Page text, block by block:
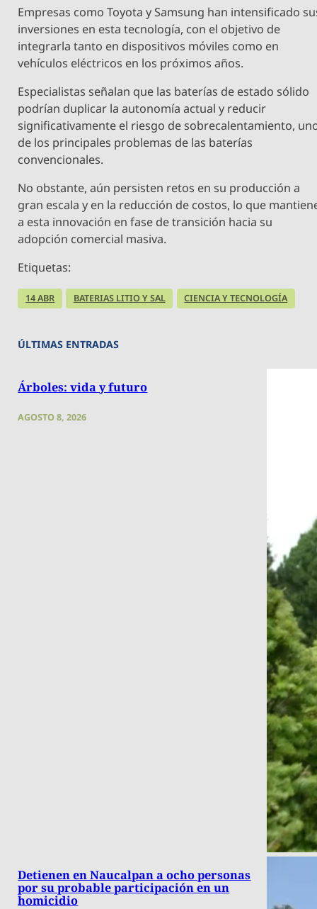
Empresas como Toyota y Samsung han intensificado
inversiones en esta tecnología, con el objetivo de
integrarla tanto en dispositivos móviles como en
vehículos eléctricos en los próximos años.
Especialistas señalan que las baterías de estado sólido
podrían duplicar la autonomía actual y reducir
significativamente el riesgo de sobrecalentamiento,
de los principales problemas de las baterías
convencionales.
No obstante, aún persisten retos en su producción a
gran escala y en la reducción de costos, lo que
a esta innovación en fase de transición hacia su
adopción comercial masiva.
Etiquetas:
14 ABR BATERIAS LITIO Y SAL CIENCIA Y TECNOLOGÍA
ÚLTIMAS ENTRADAS
Árboles: vida y futuro
AGOSTO 8, 2026
Detienen en Naucalpan a ocho personas
por su probable participación en un
homicidio